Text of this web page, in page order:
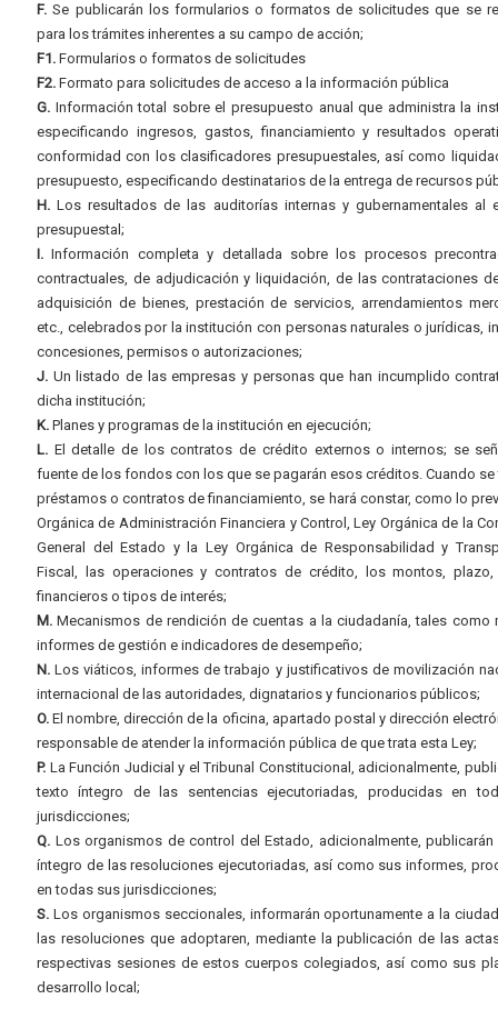
F. Se publicarán los formularios o formatos de solicitudes que se
para los trámites inherentes a su campo de acción;
F1. Formularios o formatos de solicitudes
F2. Formato para solicitudes de acceso a la información pública
G. Información total sobre el presupuesto anual que administra la
especificando ingresos, gastos, financiamiento y resultados
conformidad con los clasificadores presupuestales, así como
presupuesto, especificando destinatarios de la entrega de recursos
H. Los resultados de las auditorías internas y gubernamentales al
presupuestal;
I. Información completa y detallada sobre los procesos
contractuales, de adjudicación y liquidación, de las contrataciones
adquisición de bienes, prestación de servicios, arrendamientos
etc., celebrados por la institución con personas naturales o jurídicas,
concesiones, permisos o autorizaciones;
J. Un listado de las empresas y personas que han incumplido
dicha institución;
K. Planes y programas de la institución en ejecución;
L. El detalle de los contratos de crédito externos o internos; se
fuente de los fondos con los que se pagarán esos créditos. Cuando se
préstamos o contratos de financiamiento, se hará constar, como lo
Orgánica de Administración Financiera y Control, Ley Orgánica de la
General del Estado y la Ley Orgánica de Responsabilidad y
Fiscal, las operaciones y contratos de crédito, los montos,
financieros o tipos de interés;
M. Mecanismos de rendición de cuentas a la ciudadanía, tales como
informes de gestión e indicadores de desempeño;
N. Los viáticos, informes de trabajo y justificativos de movilización
internacional de las autoridades, dignatarios y funcionarios públicos;
O. El nombre, dirección de la oficina, apartado postal y dirección
responsable de atender la información pública de que trata esta Ley;
P. La Función Judicial y el Tribunal Constitucional, adicionalmente,
texto íntegro de las sentencias ejecutoriadas, producidas en
jurisdicciones;
Q. Los organismos de control del Estado, adicionalmente, publicarán
íntegro de las resoluciones ejecutoriadas, así como sus informes,
en todas sus jurisdicciones;
S. Los organismos seccionales, informarán oportunamente a la
las resoluciones que adoptaren, mediante la publicación de las
respectivas sesiones de estos cuerpos colegiados, así como sus
desarrollo local;